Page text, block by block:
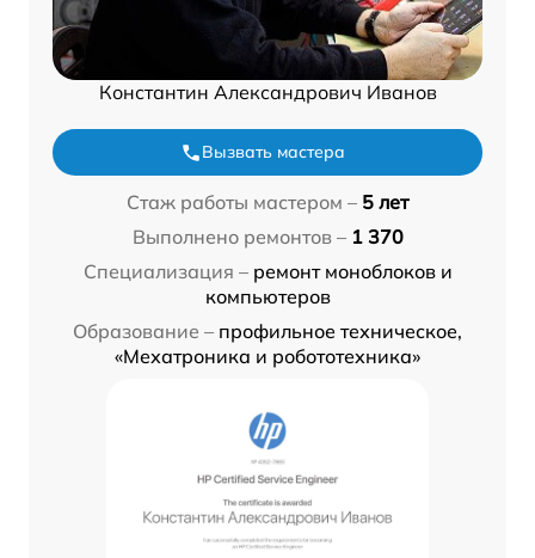
Константин Александрович Иванов
Вызвать мастера
Стаж работы мастером – 5 лет
Выполнено ремонтов – 1 370
Специализация – ремонт моноблоков и
компьютеров
Образование – профильное техническое,
«Мехатроника и робототехника»